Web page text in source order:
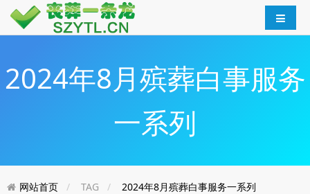
2024年8月殡葬白事服务
一系列
网站首页 TAG 2024年8月殡葬白事服务一系列